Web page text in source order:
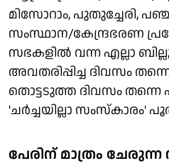
മിസോറാം, പുതുച്ചേരി,
സംസ്ഥാന/കേന്ദ്രഭരണ
സഭകളില്‍ വന്ന എല്ലാ
അവതരിപ്പിച്ച ദിവസം
തൊട്ടടുത്ത ദിവസം തന്നെ
'ചര്‍ച്ചയില്ലാ
പേരിന് മാത്രം